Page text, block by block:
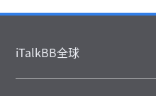
iTalkBB全球